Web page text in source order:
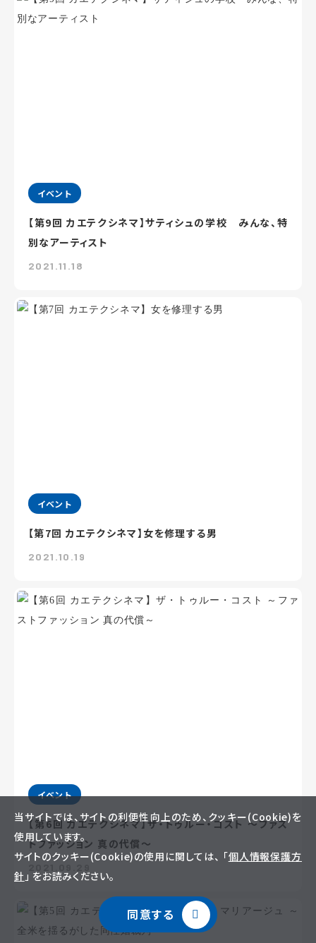
イベント
【第9回 カエテクシネマ】サティシュの学校 みんな、特
別なアーティスト
2021.11.18
イベント
【第7回 カエテクシネマ】女を修理する男
2021.10.19
イベント
【第6回 カエテクシネマ】ザ・トゥルー・コスト ～ファス
トファッション 真の代償～
当サイトでは、サイトの利便性向上のため、クッキー(Cookie)を
使用しています。
サイトのクッキー(Cookie)の使用に関しては、 「個人情報保護方
針」 をお読みください。
同意する